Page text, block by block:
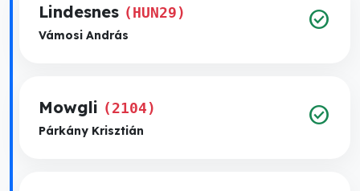
Lindesnes (HUN29)
Vámosi András
check_circle
Mowgli (2104)
Párkány Krisztián
check_circle